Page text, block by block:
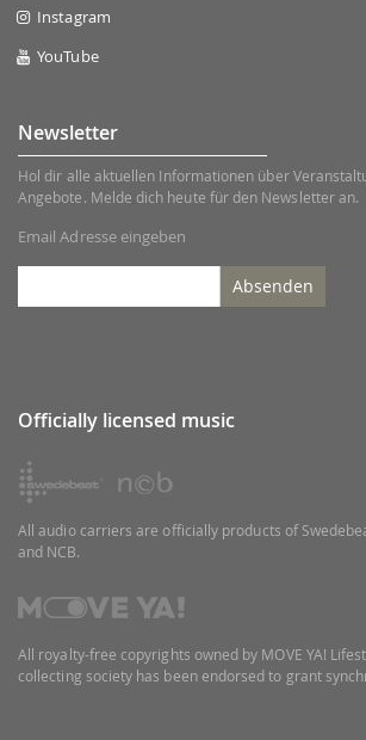
Instagram
YouTube
Newsletter
Hol dir alle aktuellen Informationen über
Angebote. Melde dich heute für den Newsletter an.
Email Adresse eingeben
Absenden
Officially licensed music
All audio carriers are officially products of
and NCB.
All royalty-free copyrights owned by MOVE YA!
collecting society has been endorsed to grant